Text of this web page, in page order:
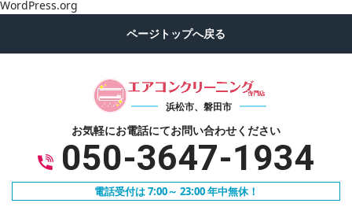
WordPress.org
浜松市、磐田市
お気軽にお電話にてお問い合わせください
050-3647-1934
電話受付は 7:00～ 23:00 年中無休！